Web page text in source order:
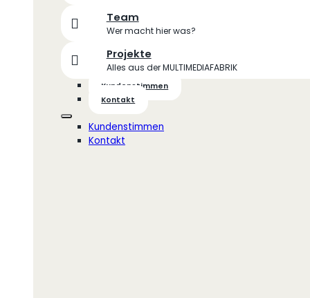
Team
Wer macht hier was?
Projekte
Alles aus der MULTIMEDIAFABRIK
Kundenstimmen
Kontakt
Kundenstimmen
Kontakt